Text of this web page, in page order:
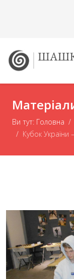
Ви тут: Головна
Кубок